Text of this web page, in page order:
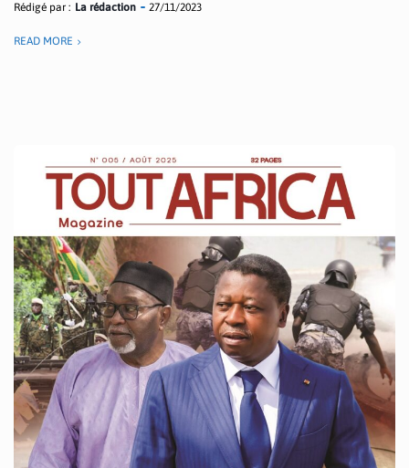
Rédigé par : La rédaction 27/11/2023
READ MORE